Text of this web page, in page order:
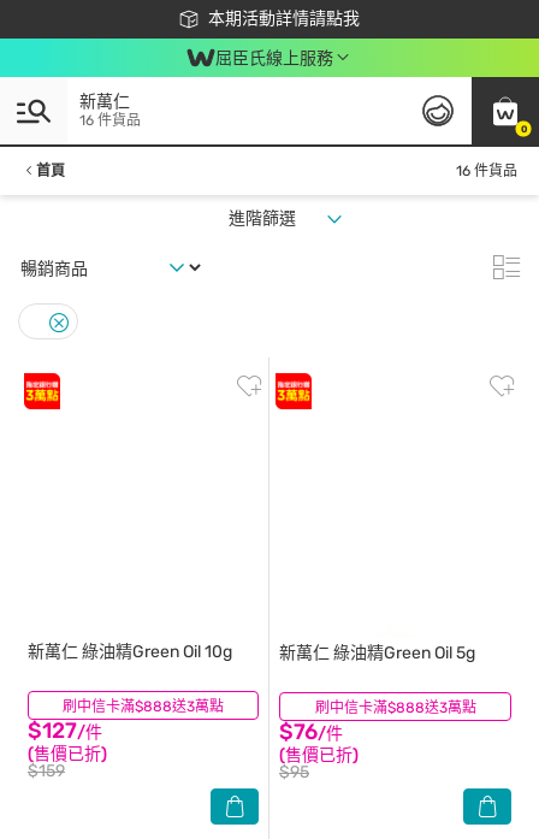
本期活動詳情請點我
下載app最高回饋$350
屈臣氏線上服務
0
新萬仁
16 件貨品
首頁 16 件貨品
進階篩選
刷中信卡滿$888送3萬點
新萬仁 綠油精Green Oil 10g
$127/件
(售價已折)
$159
(227) 刷中信卡滿$888送3萬點
新萬仁 綠油精Green Oil 5g
$76/件
(售價已折)
$95
(48)